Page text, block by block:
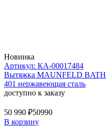
Новинка
Артикул: КА-00017484
Вытяжка MAUNFELD BATH
401 нержавеющая сталь
доступно к заказу
50 990 ₽50990
В корзину